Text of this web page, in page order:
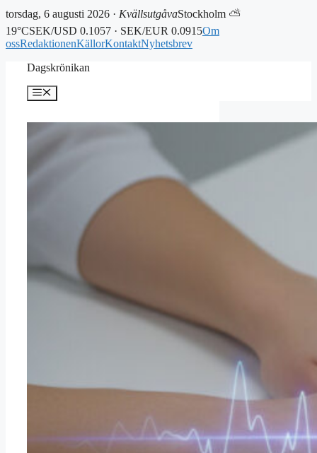
torsdag, 6 augusti 2026 · KvällsutgåvaStockholm ⛅
19°CSEK/USD 0.1057 · SEK/EUR 0.0915Om
ossRedaktionenKällorKontaktNyhetsbrev
Dagskrönikan
Meny